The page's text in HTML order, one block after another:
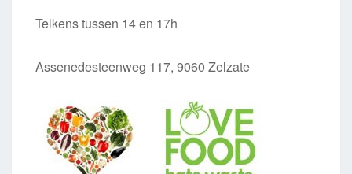
Telkens tussen 14 en 17h
Assenedesteenweg 117, 9060 Zelzate